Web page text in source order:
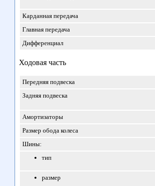
Карданная передача
Главная передача
Дифференциал
Ходовая часть
Передняя подвеска
Задняя подвеска
Амортизаторы
Размер обода колеса
Шины:
тип
размер